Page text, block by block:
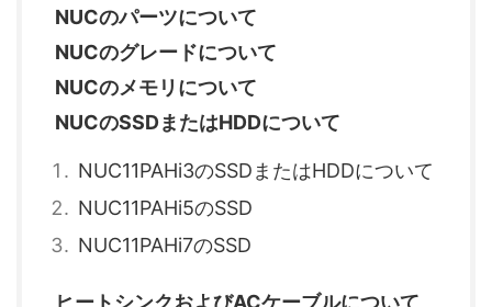
NUCのパーツについて
NUCのグレードについて
NUCのメモリについて
NUCのSSDまたはHDDについて
NUC11PAHi3のSSDまたはHDDについて
NUC11PAHi5のSSD
NUC11PAHi7のSSD
ヒートシンクおよびACケーブルについて